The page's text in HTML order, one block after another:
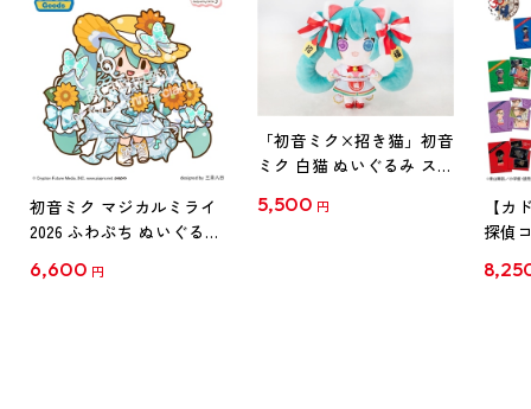
初音ミク マジカルミライ
2026 ふわぷち ぬいぐるみ
6,600 円
「初音ミク×招き猫」初音
ミク 白猫 ぬいぐるみ スタ
5,500 円
【カ
探偵
クリ